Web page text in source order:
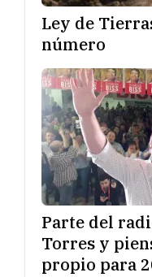
Ley de
número
Parte del
Torres y
propio para